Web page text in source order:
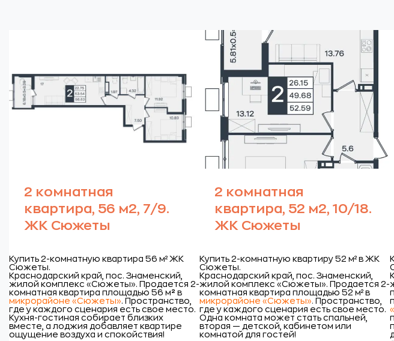
2 комнатная
квартира, 56 м2, 7/9.
ЖК Сюжеты
Купить 2-комнатную квартира 56 м² ЖК
Сюжеты.
Краснодарский край, пос. Знаменский,
жилой комплекс «Сюжеты». Продается 2-
комнатная квартира площадью 56 м² в
микрорайоне «Сюжеты». Пространство,
где у каждого сценария есть свое место.
Кухня-гостиная собирает близких
вместе, а лоджия добавляет квартире
ощущение воздуха и спокойствия!
2 комнатная
квартира, 52 м2, 10/18.
ЖК Сюжеты
Купить 2-комнатную квартиру 52 м² в ЖК
Сюжеты.
Краснодарский край, пос. Знаменский,
жилой комплекс «Сюжеты». Продается 2-
комнатная квартира площадью 52 м² в
микрорайоне «Сюжеты». Пространство,
где у каждого сценария есть свое место.
Одна комната может стать спальней,
вторая — детской, кабинетом или
комнатой для гостей!